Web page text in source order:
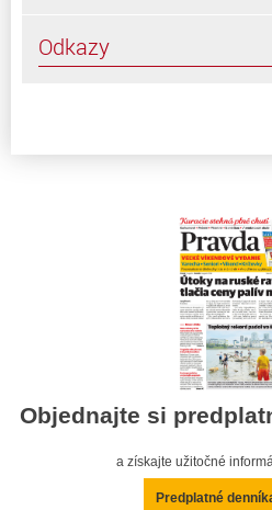
Odkazy
Objednajte si
a získajte užitočné
Predplatné